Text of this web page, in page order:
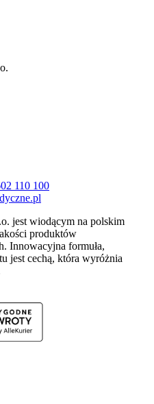
110 100
jest wiodącym na polskim
produktów
Innowacyjna formuła,
jest cechą, która wyróżnia